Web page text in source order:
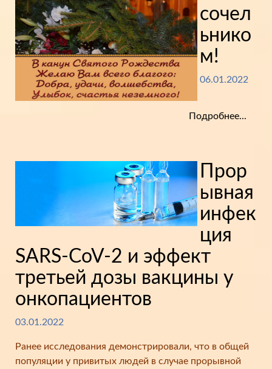
сочел
ьнико
м!
06.01.2022
Подробнее...
Прор
ывная
инфек
ция
SARS-CoV-2 и эффект
третьей дозы вакцины у
онкопациентов
03.01.2022
Ранее исследования демонстрировали, что в общей
популяции у привитых людей в случае прорывной